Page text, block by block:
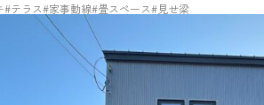
#テラス#家事動線#畳スペース#見せ梁